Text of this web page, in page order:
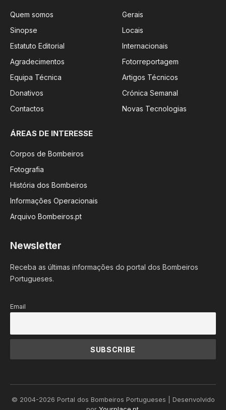
Quem somos
Sinopse
Estatuto Editorial
Agradecimentos
Equipa Técnica
Donativos
Contactos
Gerais
Locais
Internacionais
Fotorreportagem
Artigos Técnicos
Crónica Semanal
Novas Tecnologias
ÁREAS DE INTERESSE
Corpos de Bombeiros
Fotografia
História dos Bombeiros
Informações Operacionais
Arquivo Bombeiros.pt
Newsletter
Receba as últimas informações do portal dos Bombeiros
Portugueses.
Email
© 2004-2026 Portal dos Bombeiros Portugueses | Desenvolvido